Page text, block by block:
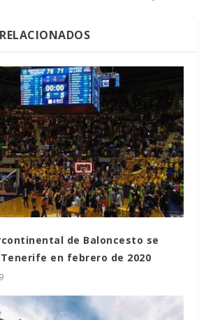
de Baloncesto se
en febrero de 2020